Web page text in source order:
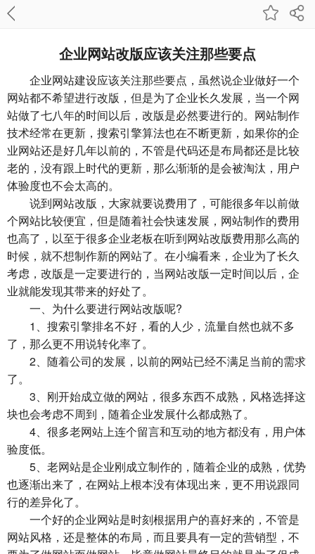
企业网站改版应该关注那些要点
企业网站建设应该关注那些要点，虽然说企业做好一个
网站都不希望进行改版，但是为了企业长久发展，当一个网
站做了七八年的时间以后，改版是必然要进行的。网站制作
技术经常在更新，搜索引擎算法也在不断更新，如果你的企
业网站还是好几年以前的，不管是代码还是布局都还是比较
老的，没有跟上时代的更新，那么渐渐的是会被淘汰，用户
体验度也不会太高的。
说到网站改版，大家就要说费用了，可能很多年以前做
个网站比较便宜，但是随着社会快速发展，网站制作的费用
也高了，以至于很多企业老板在听到网站改版费用那么高的
时候，就不想制作新的网站了。在小编看来，企业为了长久
考虑，改版是一定要进行的，当网站改版一定时间以后，企
业就能发现其带来的好处了。
一、为什么要进行网站改版呢?
1、搜索引擎排名不好，看的人少，流量自然也就不多
了，那么更不用说转化率了。
2、随着公司的发展，以前的网站已经不满足当前的需求
了。
3、刚开始成立做的网站，很多东西不成熟，风格选择这
块也会考虑不周到，随着企业发展什么都成熟了。
4、很多老网站上连个留言和互动的地方都没有，用户体
验度低。
5、老网站是企业刚成立制作的，随着企业的成熟，优势
也逐渐出来了，在网站上根本没有体现出来，更不用说跟同
行的差异化了。
一个好的企业网站是时刻根据用户的喜好来的，不管是
网站风格，还是整体的布局，而且要具有一定的营销型，不